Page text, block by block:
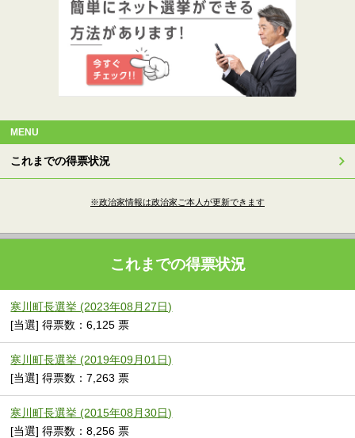
MENU
これまでの得票状況
※政治家情報は政治家ご本人が更新できます
これまでの得票状況
寒川町長選挙 (2023年08月27日)
[当選] 得票数：6,125 票
寒川町長選挙 (2019年09月01日)
[当選] 得票数：7,263 票
寒川町長選挙 (2015年08月30日)
[当選] 得票数：8,256 票